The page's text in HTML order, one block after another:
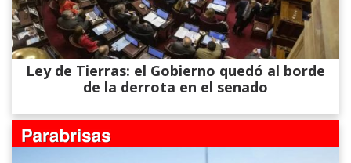
Ley de Tierras: el Gobierno quedó al borde
de la derrota en el senado